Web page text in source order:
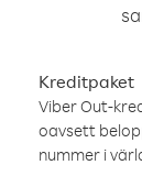
Kreditpaket
Viber Out-
oavsett
nummer i